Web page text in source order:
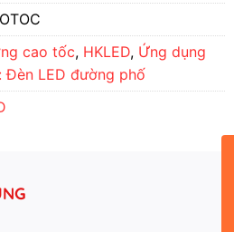
cao tốc, HKLED, Ứng dụng
Đèn LED đường phố